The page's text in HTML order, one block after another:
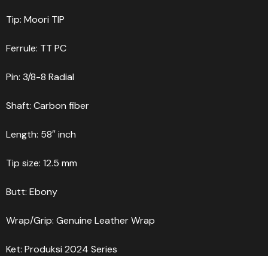
Tip: Moori TIP
Ferrule: TT PC
Pin: 3/8-8 Radial
Shaft: Carbon fiber
Length: 58″ inch
Tip size: 12.5 mm
Butt: Ebony
Wrap/Grip: Genuine Leather Wrap
Ket: Produksi 2024 Series